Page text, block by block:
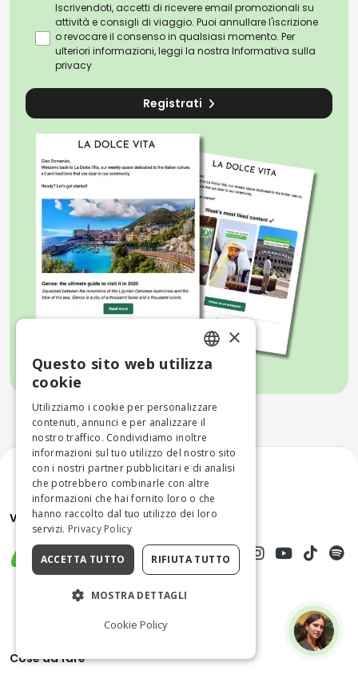
Iscrivendoti, accetti di ricevere email promozionali su
attività e consigli di viaggio. Puoi annullare l'iscrizione
o revocare il consenso in qualsiasi momento. Per
ulteriori informazioni, leggi la nostra Informativa sulla
privacy
Registrati
Cose da fare
ENGLISH
ITALIAN
×
Questo sito web utilizza
cookie
Utilizziamo i cookie per personalizzare
contenuti, annunci e per analizzare il
nostro traffico. Condividiamo inoltre
informazioni sul tuo utilizzo del nostro sito
con i nostri partner pubblicitari e di analisi
che potrebbero combinarle con altre
informazioni che hai fornito loro o che
hanno raccolto dal tuo utilizzo dei loro
servizi. Privacy Policy
ACCETTA TUTTO RIFIUTA TUTTO
MOSTRA DETTAGLI
Cookie Policy